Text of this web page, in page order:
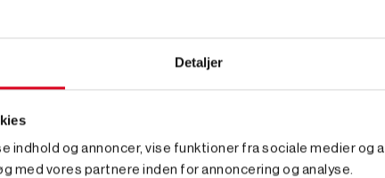
Detaljer
indhold og annoncer, vise funktioner fra sociale medier og
med vores partnere inden for annoncering og analyse.